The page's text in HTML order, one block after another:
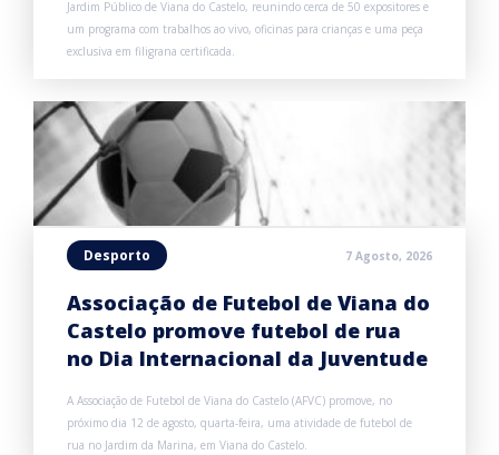
Jardim Público de Viana do Castelo, reunindo cerca de 50 expositores e
um programa com trabalhos ao vivo, oficinas para crianças e uma peça
exclusiva em filigrana certificada.
Desporto 7 Agosto, 2026
Associação de Futebol de Viana do
Castelo promove futebol de rua
no Dia Internacional da Juventude
A Associação de Futebol de Viana do Castelo (AFVC) promove, no
próximo dia 12 de agosto, quarta-feira, uma atividade de futebol de
rua no Jardim da Marina, em Viana do Castelo.